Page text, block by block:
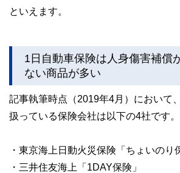
といえます。
1日自動車保険は人身傷害補償
ない商品が多い
記事執筆時点（2019年4月）において
扱っている保険会社は以下の4社です。
・東京海上日動火災保険「ちょいのり
・三井住友海上「1DAY保険」